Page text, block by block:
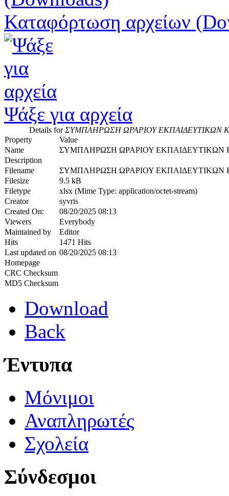
Καταφόρτωση αρχείων
Ψάξε για αρχεία
Details forΣΥΜΠΛΗΡΩΣΗ ΩΡΑΡΙΟΥ ΕΚΠΑΙΔΕΥΤΙΚΩΝ
Property
Value
Name
ΣΥΜΠΛΗΡΩΣΗ ΩΡΑΡΙΟΥ ΕΚΠΑΙΔΕΥΤΙΚΩΝ
Description
Filename
ΣΥΜΠΛΗΡΩΣΗ ΩΡΑΡΙΟΥ ΕΚΠΑΙΔΕΥΤΙΚΩΝ
Filesize
9.5 kB
Filetype
xlsx (Mime Type: application/octet-stream)
Creator
syvris
Created On:
08/20/2025 08:13
Viewers
Everybody
Maintained by
Editor
Hits
1471 Hits
Last updated on 08/20/2025 08:13
Homepage
CRC Checksum
MD5 Checksum
Download
Back
Έντυπα
Μόνιμοι
Αναπληρωτές
Σχολεία
Σύνδεσμοι